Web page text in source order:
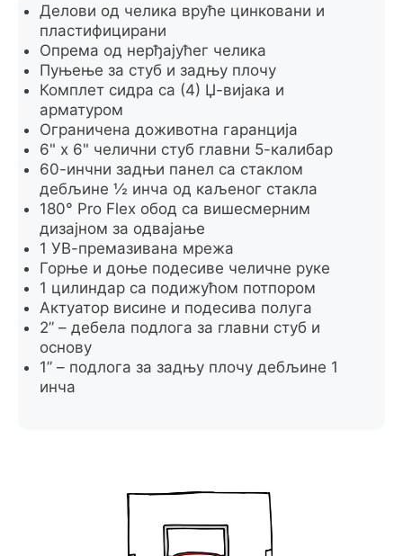
Делови од челика вруће цинковани и
пластифицирани
Опрема од нерђајућег челика
Пуњење за стуб и задњу плочу
Комплет сидра са (4) Џ-вијака и
арматуром
Ограничена доживотна гаранција
6" x 6" челични стуб главни 5-калибар
60-инчни задњи панел са стаклом
дебљине ½ инча од каљеног стакла
180° Pro Flex обод са вишесмерним
дизајном за одвајање
1 УВ-премазивана мрежа
Горње и доње подесиве челичне руке
1 цилиндар са подижућом потпором
Актуатор висине и подесива полуга
2” – дебела подлога за главни стуб и
основу
1” – подлога за задњу плочу дебљине 1
инча